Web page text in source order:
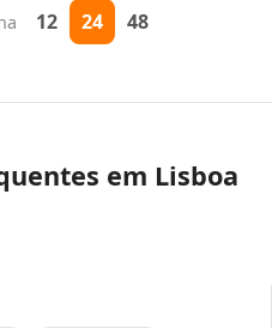
12 24 48
em Lisboa